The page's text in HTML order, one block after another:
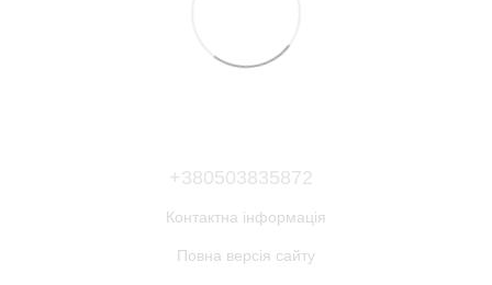
+380503835872
Контактна інформація
Повна версія сайту